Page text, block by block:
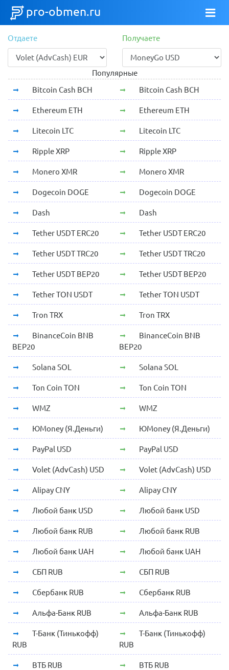
pro-obmen.ru
Отдаете Получаете
Популярные
Bitcoin Cash BCH
Bitcoin Cash BCH
Ethereum ETH Ethereum ETH
Litecoin LTC Litecoin LTC
Ripple XRP Ripple XRP
Monero XMR Monero XMR
Dogecoin DOGE Dogecoin DOGE
Dash Dash
Tether USDT ERC20 Tether USDT ERC20
Tether USDT TRC20 Tether USDT TRC20
Tether USDT BEP20 Tether USDT BEP20
Tether TON USDT Tether TON USDT
Tron TRX Tron TRX
BinanceCoin BNB
BEP20
BinanceCoin BNB
BEP20
Solana SOL Solana SOL
Ton Coin TON Ton Coin TON
WMZ WMZ
ЮMoney (Я.Деньги) ЮMoney (Я.Деньги)
PayPal USD PayPal USD
Volet (AdvCash) USD Volet (AdvCash) USD
Alipay CNY Alipay CNY
Любой банк USD Любой банк USD
Любой банк RUB Любой банк RUB
Любой банк UAH Любой банк UAH
СБП RUB СБП RUB
Сбербанк RUB Сбербанк RUB
Альфа-Банк RUB Альфа-Банк RUB
Т-Банк (Тинькофф)
RUB
Т-Банк (Тинькофф)
RUB
ВТБ RUB ВТБ RUB